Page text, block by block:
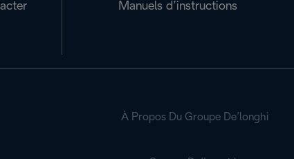
Manuels d’instructions
À Propos Du Groupe De’longhi